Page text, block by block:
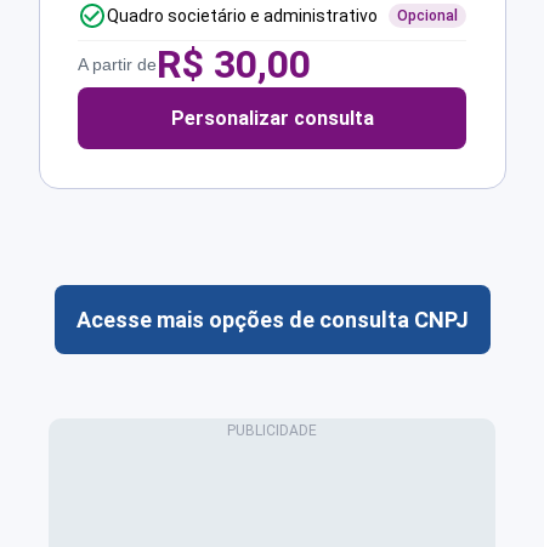
Quadro societário e administrativo Opcional
A partir deR$ 30,00
Personalizar consulta
Acesse mais opções de consulta CNPJ